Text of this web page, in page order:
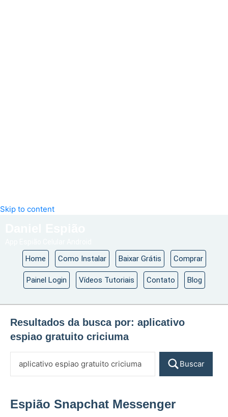
Skip to content
Home Como Instalar Baixar Grátis Comprar
Painel Login Vídeos Tutoriais Contato Blog
Resultados da busca por: aplicativo
espiao gratuito criciuma
Buscar
Espião Snapchat Messenger